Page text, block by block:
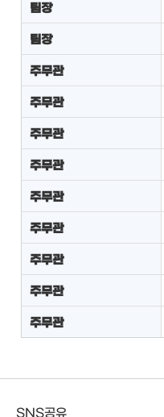
팀장
팀장
주무관
주무관
주무관
주무관
주무관
주무관
주무관
주무관
주무관
SNS공유